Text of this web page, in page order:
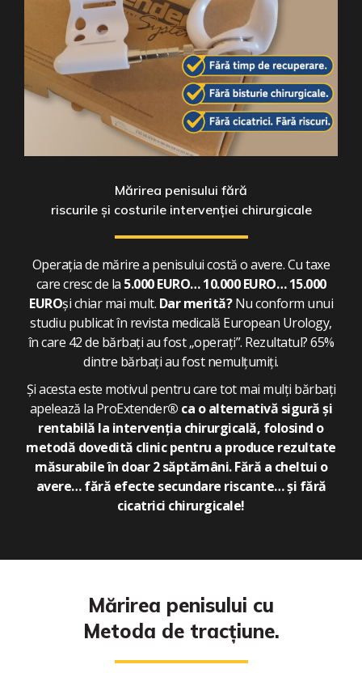
Mărirea penisului fără
riscurile și costurile intervenției chirurgicale
Operația de mărire a penisului costă o avere. Cu taxe
care cresc de la 5.000 EURO… 10.000 EURO… 15.000
EUROși chiar mai mult. Dar merită?Nu conform unui
studiu publicat în revista medicală European Urology,
în care 42 de bărbați au fost „operați”. Rezultatul? 65%
dintre bărbați au fost nemulțumiți.
Și acesta este motivul pentru care tot mai mulți bărbați
apelează la ProExtender® ca oalternativă sigură și
rentabilă la intervenția chirurgicală, folosind o
metodă dovedită clinic pentru a produce rezultate
măsurabile în doar 2 săptămâni. Fără a cheltui o
avere… fără efecte secundare riscante… și fără
cicatrici chirurgicale!
Mărirea penisului cu
Metoda de tracțiune.